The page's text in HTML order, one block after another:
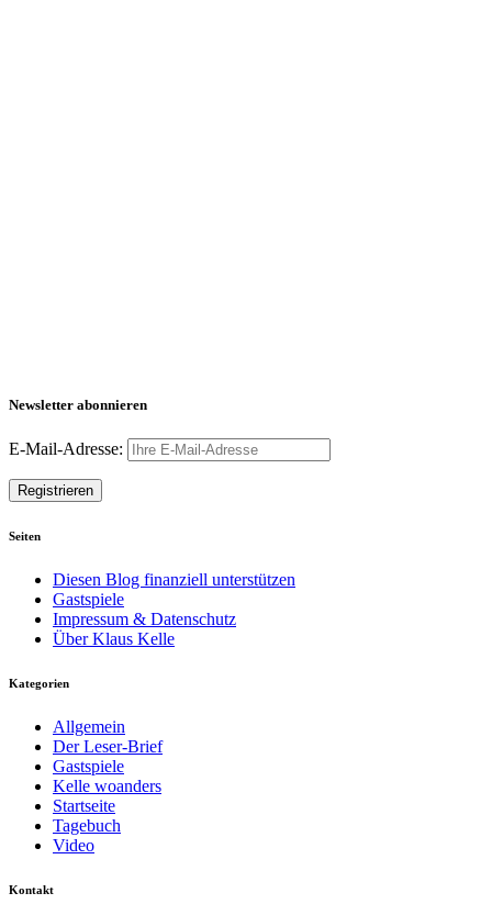
Newsletter abonnieren
E-Mail-Adresse:
Seiten
Diesen Blog finanziell unterstützen
Gastspiele
Impressum & Datenschutz
Über Klaus Kelle
Kategorien
Allgemein
Der Leser-Brief
Gastspiele
Kelle woanders
Startseite
Tagebuch
Video
Kontakt